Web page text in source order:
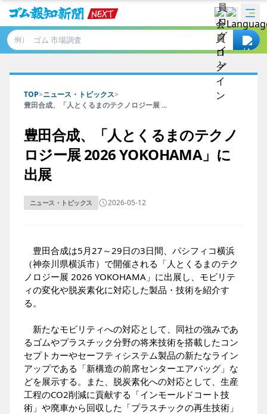
例）
TOP>ニュース・トピックス>
豊田合成、「人とくるまのテクノロジー展 ...
豊田合成、「人とくるまのテクノ
ロジー展 2026 YOKOHAMA」に
出展
ニュース・トピックス 2026-05-12
豊田合成は5月27～29日の3日間、パシフィコ横浜
（神奈川県横浜市）で開催される「人とくるまのテク
ノロジー展 2026 YOKOHAMA」に出展し、モビリテ
ィの変化や脱炭素化に対応した製品・技術を紹介す
る。
新たなモビリティへの対応として、同社の強みであ
るゴムやプラスチック分野の将来技術を搭載したコン
セプトカーやセーフティシステム製品の新たなライン
アップである「新構造の前席センターエアバッグ」な
どを展示する。また、脱炭素化への対応として、生産
工程のCO2削減に貢献する「インモールドコート技
術」や廃車から回収した「プラスチックの再生技術」